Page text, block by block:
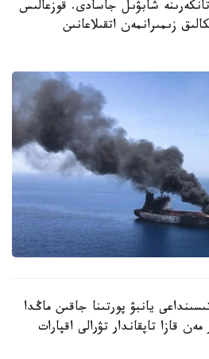
شابۋىل جاسادى. قوزعالىس
زىمىرانمەن اتقىلاعانىن
يانبۋ پورتىنا جاقىن ماڭدا
قازا تاپقاندار تۋرالى اقپارات